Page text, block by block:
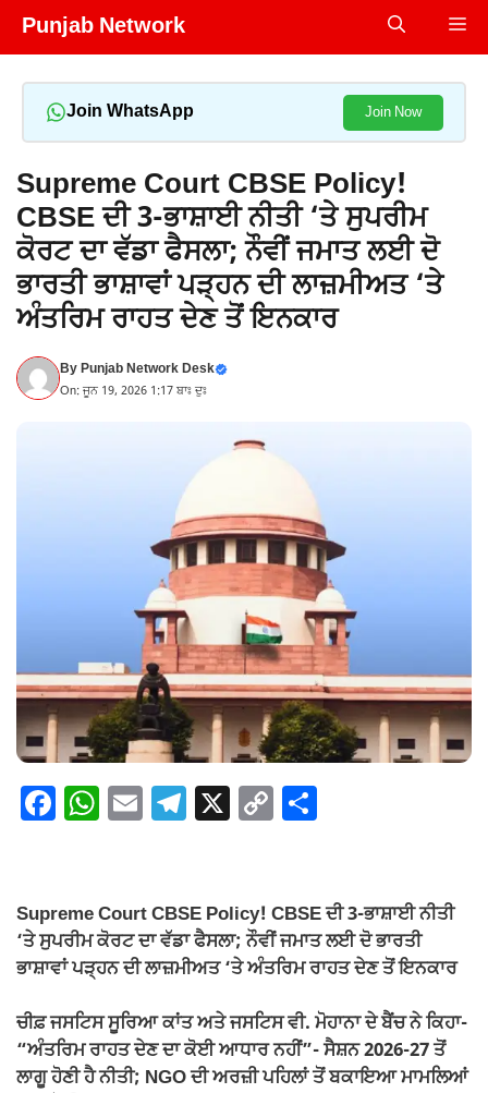
Skip
Punjab Network
Join WhatsApp Join Now
Supreme Court CBSE Policy!
CBSE ਦੀ 3-ਭਾਸ਼ਾਈ ਨੀਤੀ ‘ਤੇ ਸੁਪਰੀਮ
ਕੋਰਟ ਦਾ ਵੱਡਾ ਫੈਸਲਾ; ਨੌਵੀਂ ਜਮਾਤ ਲਈ ਦੋ
ਭਾਰਤੀ ਭਾਸ਼ਾਵਾਂ ਪੜ੍ਹਨ ਦੀ ਲਾਜ਼ਮੀਅਤ ‘ਤੇ
ਅੰਤਰਿਮ ਰਾਹਤ ਦੇਣ ਤੋਂ ਇਨਕਾਰ
ByPunjab Network Desk
On: ਜੂਨ 19, 2026 1:17 ਬਾਃ ਦੁਃ
F
e
b
o
o
k
W
s
A
p
p
E T
gr
a
m
X C
y
Li
n
k
e
Supreme Court CBSE Policy! CBSE ਦੀ 3-ਭਾਸ਼ਾਈ ਨੀਤੀ
‘ਤੇ ਸੁਪਰੀਮ ਕੋਰਟ ਦਾ ਵੱਡਾ ਫੈਸਲਾ; ਨੌਵੀਂ ਜਮਾਤ ਲਈ ਦੋ ਭਾਰਤੀ
ਭਾਸ਼ਾਵਾਂ ਪੜ੍ਹਨ ਦੀ ਲਾਜ਼ਮੀਅਤ ‘ਤੇ ਅੰਤਰਿਮ ਰਾਹਤ ਦੇਣ ਤੋਂ ਇਨਕਾਰ
ਚੀਫ਼ ਜਸਟਿਸ ਸੂਰਿਆ ਕਾਂਤ ਅਤੇ ਜਸਟਿਸ ਵੀ. ਮੋਹਾਨਾ ਦੇ ਬੈਂਚ ਨੇ ਕਿਹਾ-
“ਅੰਤਰਿਮ ਰਾਹਤ ਦੇਣ ਦਾ ਕੋਈ ਆਧਾਰ ਨਹੀਂ”- ਸੈਸ਼ਨ 2026-27 ਤੋਂ
ਲਾਗੂ ਹੋਣੀ ਹੈ ਨੀਤੀ; NGO ਦੀ ਅਰਜ਼ੀ ਪਹਿਲਾਂ ਤੋਂ ਬਕਾਇਆ ਮਾਮਲਿਆਂ